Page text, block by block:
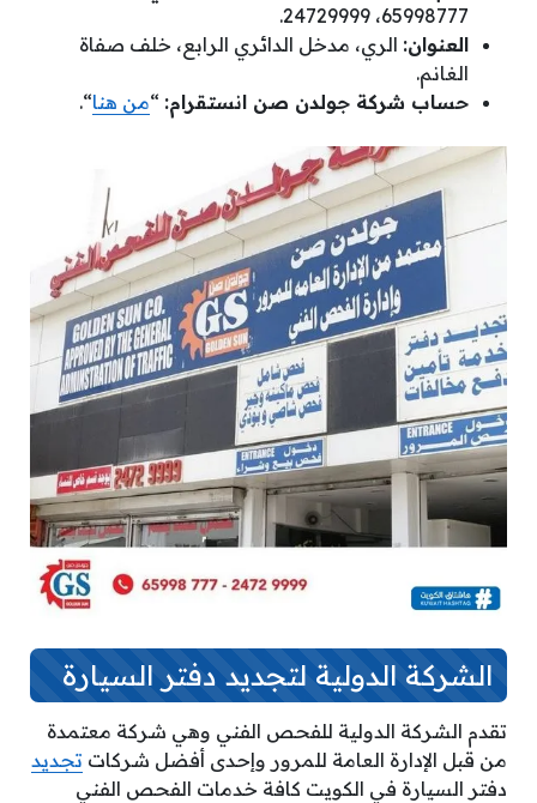
65998777، 24729999.
العنوان: الري، مدخل الدائري الرابع، خلف صفاة
الغانم.
حساب شركة جولدن صن انستقرام: “من هنا“.
الشركة الدولية لتجديد دفتر السيارة
تقدم الشركة الدولية للفحص الفني وهي شركة معتمدة
من قبل الإدارة العامة للمرور وإحدى أفضل شركات تجديد
دفتر السيارة في الكويت كافة خدمات الفحص الفني